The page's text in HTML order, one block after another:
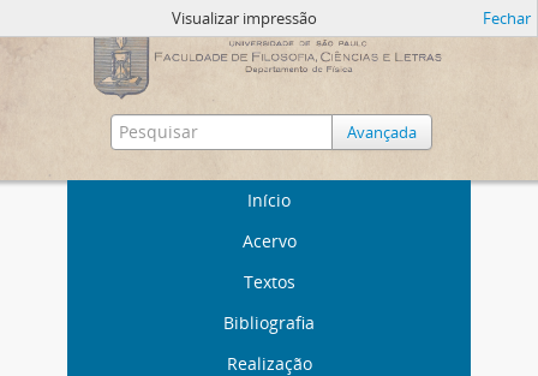
Avançada
Início
Acervo
Textos
Bibliografia
Realização
Visualizar impressão Fechar